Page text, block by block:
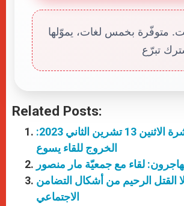
متوفّرة بخمس لغات، يموّلها
تبرّع
Related Posts:
عناوين نشرة الاثنين 13 تشرين الثاني 2023:
الخروج للقاء يسوع
لقاء مع جمعيّة مار منصور
ولا القتل الرحيم من أشكال التضامن
الاجتماعي